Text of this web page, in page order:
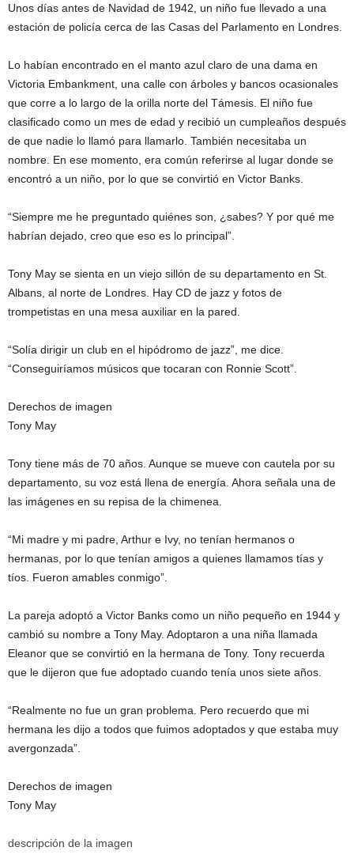
Unos días antes de Navidad de 1942, un niño fue llevado a una
estación de policía cerca de las Casas del Parlamento en Londres.
Lo habían encontrado en el manto azul claro de una dama en
Victoria Embankment, una calle con árboles y bancos ocasionales
que corre a lo largo de la orilla norte del Támesis. El niño fue
clasificado como un mes de edad y recibió un cumpleaños después
de que nadie lo llamó para llamarlo. También necesitaba un
nombre. En ese momento, era común referirse al lugar donde se
encontró a un niño, por lo que se convirtió en Victor Banks.
“Siempre me he preguntado quiénes son, ¿sabes? Y por qué me
habrían dejado, creo que eso es lo principal”.
Tony May se sienta en un viejo sillón de su departamento en St.
Albans, al norte de Londres. Hay CD de jazz y fotos de
trompetistas en una mesa auxiliar en la pared.
“Solía ​​dirigir un club en el hipódromo de jazz”, me dice.
“Conseguiríamos músicos que tocaran con Ronnie Scott”.
Derechos de imagen
Tony May
Tony tiene más de 70 años. Aunque se mueve con cautela por su
departamento, su voz está llena de energía. Ahora señala una de
las imágenes en su repisa de la chimenea.
“Mi madre y mi padre, Arthur e Ivy, no tenían hermanos o
hermanas, por lo que tenían amigos a quienes llamamos tías y
tíos. Fueron amables conmigo”.
La pareja adoptó a Victor Banks como un niño pequeño en 1944 y
cambió su nombre a Tony May. Adoptaron a una niña llamada
Eleanor que se convirtió en la hermana de Tony. Tony recuerda
que le dijeron que fue adoptado cuando tenía unos siete años.
“Realmente no fue un gran problema. Pero recuerdo que mi
hermana les dijo a todos que fuimos adoptados y que estaba muy
avergonzada”.
Derechos de imagen
Tony May
descripción de la imagen